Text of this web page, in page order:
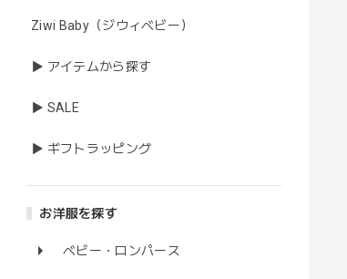
Ziwi Baby（ジウィベビー）
▶ アイテムから探す
▶ SALE
▶ ギフトラッピング
お洋服を探す
ベビー・ロンパース